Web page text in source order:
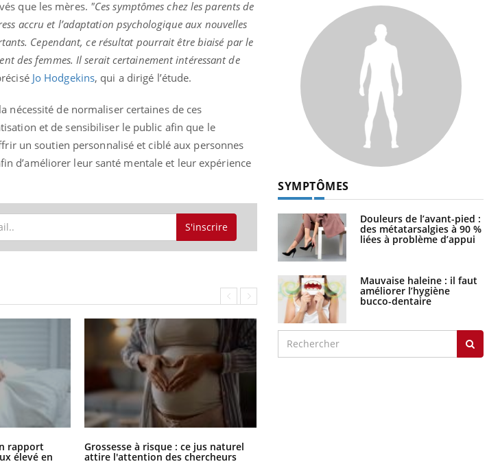
que les mères. "Ces symptômes chez les parents de
accru et l’adaptation psychologique aux nouvelles
Cependant, ce résultat pourrait être biaisé par le
des femmes. Il serait certainement intéressant de
Jo Hodgekins, qui a dirigé l’étude.
nécessité de normaliser certaines de ces
et de sensibiliser le public afin que le
un soutien personnalisé et ciblé aux personnes
d’améliorer leur santé mentale et leur expérience
S'inscrire
rapport
élevé en
Grossesse à risque : ce jus naturel
attire l'attention des chercheurs
SYMPTÔMES
Douleurs de l’avant-pied :
des métatarsalgies à 90 %
liées à problème d’appui
Mauvaise haleine : il faut
améliorer l’hygiène
bucco-dentaire